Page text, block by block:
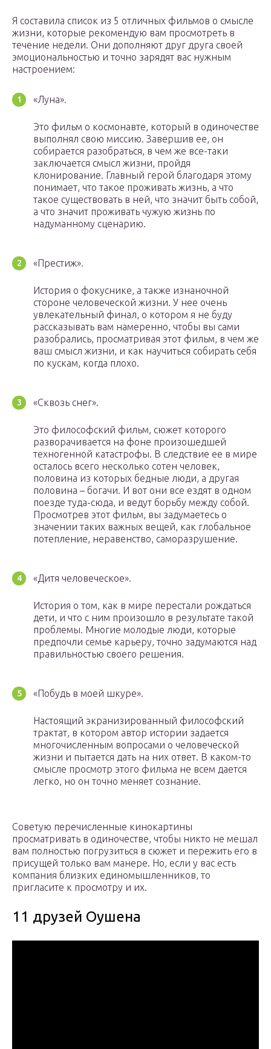
Я составила список из 5 отличных фильмов о смысле
жизни, которые рекомендую вам просмотреть в
течение недели. Они дополняют друг друга своей
эмоциональностью и точно зарядят вас нужным
настроением:
«Луна».
Это фильм о космонавте, который в одиночестве
выполнял свою миссию. Завершив ее, он
собирается разобраться, в чем же все-таки
заключается смысл жизни, пройдя
клонирование. Главный герой благодаря этому
понимает, что такое проживать жизнь, а что
такое существовать в ней, что значит быть собой,
а что значит проживать чужую жизнь по
надуманному сценарию.
«Престиж».
История о фокуснике, а также изнаночной
стороне человеческой жизни. У нее очень
увлекательный финал, о котором я не буду
рассказывать вам намеренно, чтобы вы сами
разобрались, просматривая этот фильм, в чем же
ваш смысл жизни, и как научиться собирать себя
по кускам, когда плохо.
«Сквозь снег».
Это философский фильм, сюжет которого
разворачивается на фоне произошедшей
техногенной катастрофы. В следствие ее в мире
осталось всего несколько сотен человек,
половина из которых бедные люди, а другая
половина – богачи. И вот они все ездят в одном
поезде туда-сюда, и ведут борьбу между собой.
Просмотрев этот фильм, вы задумаетесь о
значении таких важных вещей, как глобальное
потепление, неравенство, саморазрушение.
«Дитя человеческое».
История о том, как в мире перестали рождаться
дети, и что с ним произошло в результате такой
проблемы. Многие молодые люди, которые
предпочли семье карьеру, точно задумаются над
правильностью своего решения.
«Побудь в моей шкуре».
Настоящий экранизированный философский
трактат, в котором автор истории задается
многочисленным вопросами о человеческой
жизни и пытается дать на них ответ. В каком-то
смысле просмотр этого фильма не всем дается
легко, но он точно меняет сознание.
Советую перечисленные кинокартины
просматривать в одиночестве, чтобы никто не мешал
вам полностью погрузиться в сюжет и пережить его в
присущей только вам манере. Но, если у вас есть
компания близких единомышленников, то
пригласите к просмотру и их.
11 друзей Оушена